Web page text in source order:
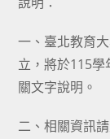
一、臺北教育
立，將於115
關文字說明。
二、相關資訊